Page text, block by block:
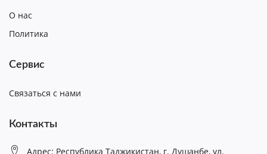
О нас
Политика
Сервис
Связаться с нами
Контакты
Адрес: Республика Таджикистан, г. Душанбе, ул.